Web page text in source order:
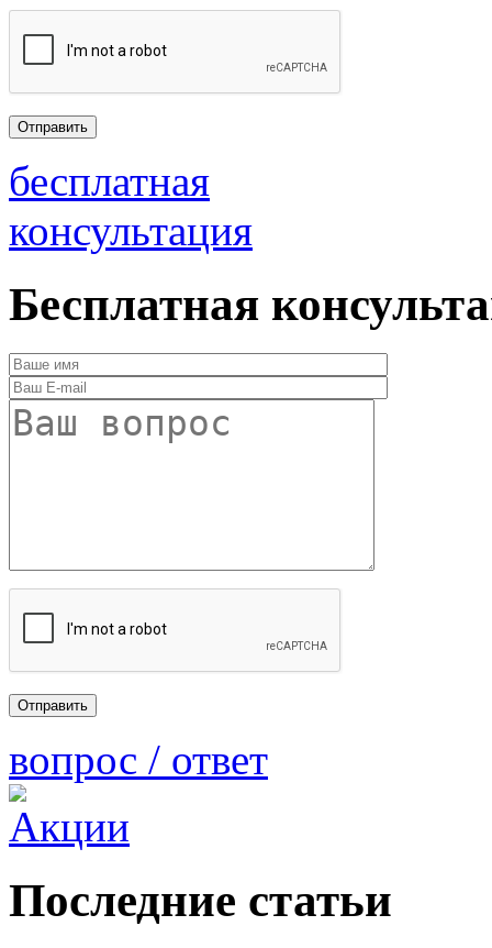
бесплатная
консультация
Бесплатная
вопрос / ответ
Последние статьи